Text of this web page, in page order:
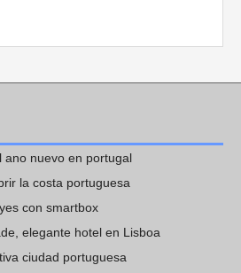
ano nuevo en portugal
la costa portuguesa
con smartbox
elegante hotel en Lisboa
ciudad portuguesa